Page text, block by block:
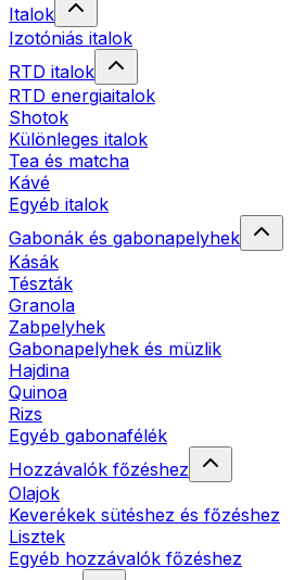
Italok
Izotóniás italok
RTD italok
RTD energiaitalok
Shotok
Különleges italok
Tea és matcha
Kávé
Egyéb italok
Gabonák és gabonapelyhek
Kásák
Tészták
Granola
Zabpelyhek
Gabonapelyhek és müzlik
Hajdina
Quinoa
Rizs
Egyéb gabonafélék
Hozzávalók főzéshez
Olajok
Keverékek sütéshez és főzéshez
Lisztek
Egyéb hozzávalók főzéshez